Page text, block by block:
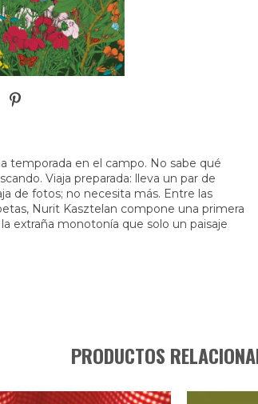
temporada en el campo. No sabe qué
Viaja preparada: lleva un par de
de fotos; no necesita más. Entre las
Nurit Kasztelan compone una primera
extraña monotonía que solo un paisaje
PRODUCTOS